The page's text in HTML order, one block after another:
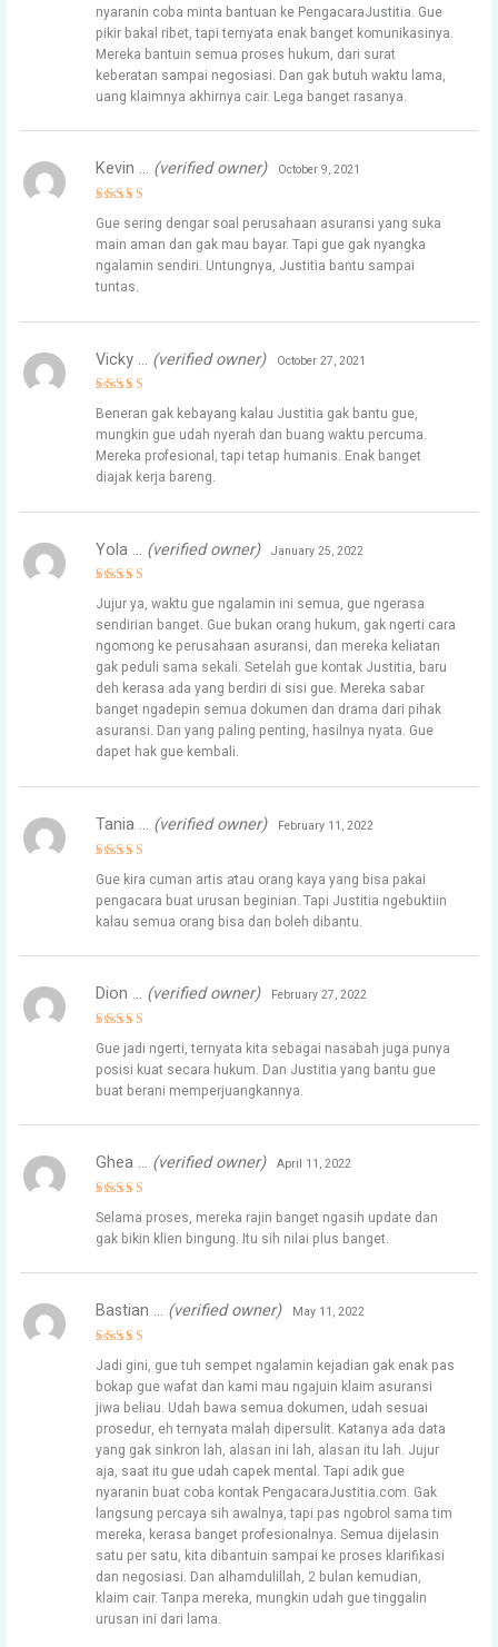
nyaranin coba minta bantuan ke PengacaraJustitia. Gue
pikir bakal ribet, tapi ternyata enak banget komunikasinya.
Mereka bantuin semua proses hukum, dari surat
keberatan sampai negosiasi. Dan gak butuh waktu lama,
uang klaimnya akhirnya cair. Lega banget rasanya.
out of 5
Kevin … (verified owner) October 9, 2021
Gue sering dengar soal perusahaan asuransi yang suka
main aman dan gak mau bayar. Tapi gue gak nyangka
ngalamin sendiri. Untungnya, Justitia bantu sampai
tuntas.
out of 5
Vicky … (verified owner) October 27, 2021
Beneran gak kebayang kalau Justitia gak bantu gue,
mungkin gue udah nyerah dan buang waktu percuma.
Mereka profesional, tapi tetap humanis. Enak banget
diajak kerja bareng.
out of 5
Yola … (verified owner) January 25, 2022
Jujur ya, waktu gue ngalamin ini semua, gue ngerasa
sendirian banget. Gue bukan orang hukum, gak ngerti cara
ngomong ke perusahaan asuransi, dan mereka keliatan
gak peduli sama sekali. Setelah gue kontak Justitia, baru
deh kerasa ada yang berdiri di sisi gue. Mereka sabar
banget ngadepin semua dokumen dan drama dari pihak
asuransi. Dan yang paling penting, hasilnya nyata. Gue
dapet hak gue kembali.
out of 5
Tania … (verified owner) February 11, 2022
Gue kira cuman artis atau orang kaya yang bisa pakai
pengacara buat urusan beginian. Tapi Justitia ngebuktiin
kalau semua orang bisa dan boleh dibantu.
out of 5
Dion … (verified owner) February 27, 2022
Gue jadi ngerti, ternyata kita sebagai nasabah juga punya
posisi kuat secara hukum. Dan Justitia yang bantu gue
buat berani memperjuangkannya.
Rated
out of 5
Ghea … (verified owner) April 11, 2022
Selama proses, mereka rajin banget ngasih update dan
gak bikin klien bingung. Itu sih nilai plus banget.
Rated
out of 5
Bastian … (verified owner) May 11, 2022
Jadi gini, gue tuh sempet ngalamin kejadian gak enak pas
bokap gue wafat dan kami mau ngajuin klaim asuransi
jiwa beliau. Udah bawa semua dokumen, udah sesuai
prosedur, eh ternyata malah dipersulit. Katanya ada data
yang gak sinkron lah, alasan ini lah, alasan itu lah. Jujur
aja, saat itu gue udah capek mental. Tapi adik gue
nyaranin buat coba kontak PengacaraJustitia.com. Gak
langsung percaya sih awalnya, tapi pas ngobrol sama tim
mereka, kerasa banget profesionalnya. Semua dijelasin
satu per satu, kita dibantuin sampai ke proses klarifikasi
dan negosiasi. Dan alhamdulillah, 2 bulan kemudian,
klaim cair. Tanpa mereka, mungkin udah gue tinggalin
urusan ini dari lama.